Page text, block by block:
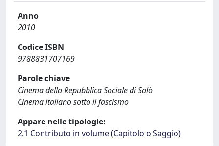
Anno
2010
Codice ISBN
9788831707169
Parole chiave
Cinema della Repubblica Sociale di Salò
Cinema italiano sotto il fascismo
Appare nelle tipologie:
2.1 Contributo in volume (Capitolo o Saggio)